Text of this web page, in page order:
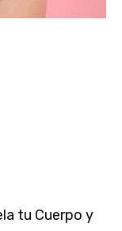
tu Cuerpo y